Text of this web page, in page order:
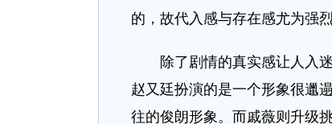
的，故代入感与存在感尤为强烈
除了剧情的真实感让人入迷
赵又廷扮演的是一个形象很邋
往的俊朗形象。而戚薇则升级